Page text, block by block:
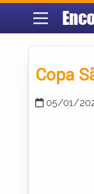
Copa
05/01/